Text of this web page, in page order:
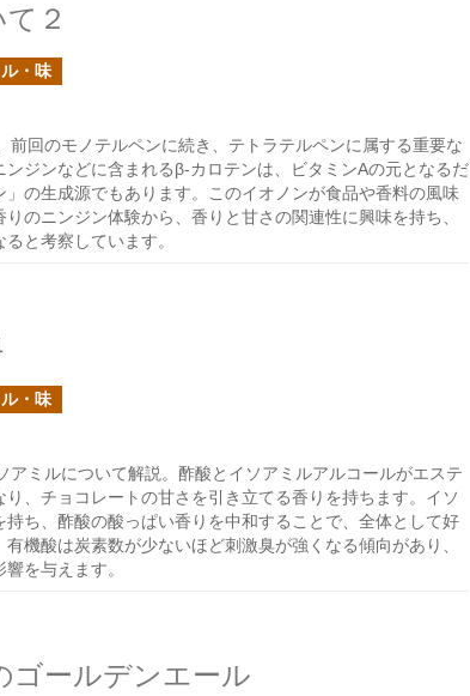
２
・味
前回のモノテルペンに続き、テトラテルペンに属する重要な
ジンなどに含まれるβ-カロテンは、ビタミンAの元となるだ
の生成源でもあります。このイオノンが食品や香料の風味
のニンジン体験から、香りと甘さの関連性に興味を持ち、
と考察しています。
・味
アミルについて解説。酢酸とイソアミルアルコールがエステ
、チョコレートの甘さを引き立てる香りを持ちます。イソ
ち、酢酸の酸っぱい香りを中和することで、全体として好
機酸は炭素数が少ないほど刺激臭が強くなる傾向があり、
を与えます。
ゴールデンエール